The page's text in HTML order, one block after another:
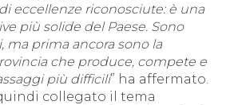
eccellenze riconosciute: è una
più solide del Paese. Sono
prima ancora sono la
che produce, compete e
più difficili” ha affermato.
collegato il tema